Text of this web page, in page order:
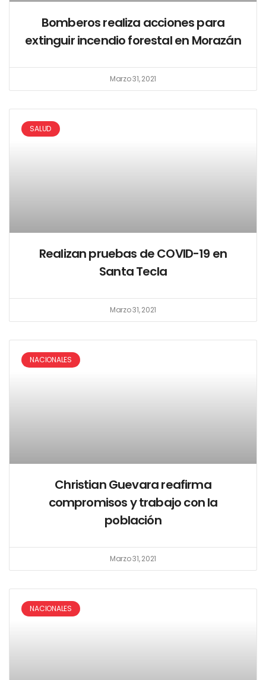
Bomberos realiza acciones para
extinguir incendio forestal en Morazán
Marzo 31, 2021
SALUD
Realizan pruebas de COVID-19 en
Santa Tecla
Marzo 31, 2021
NACIONALES
Christian Guevara reafirma
compromisos y trabajo con la
población
Marzo 31, 2021
NACIONALES